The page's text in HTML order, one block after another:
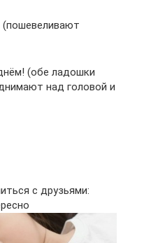
(обе ладошки
над головой и
с друзьями: